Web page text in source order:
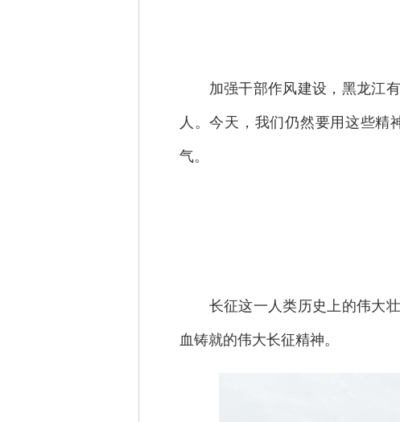
加强干部作风建设，黑龙江有
人。今天，我们仍然要用这些精
气。
长征这一人类历史上的伟大壮
血铸就的伟大长征精神。